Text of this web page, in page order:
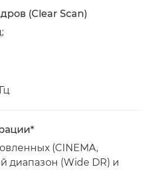
(Clear Scan)
(CINEMA,
диапазон (Wide DR) и